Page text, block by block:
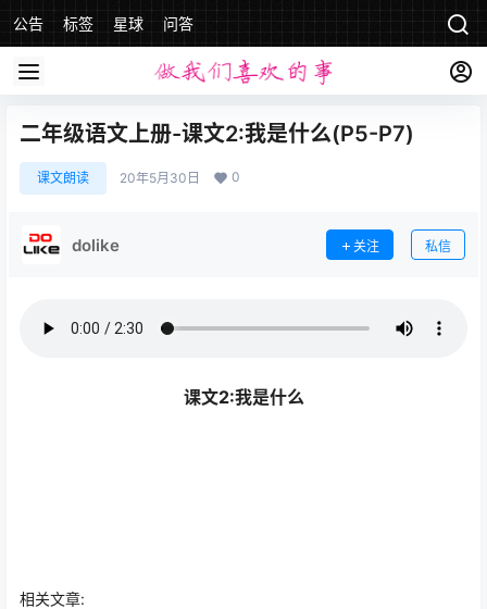
公告 标签 星球 问答
二年级语文上册-课文2:我是什么(P5-P7)
课文朗读 20年5月30日 0
dolike 关注 私信
课文2:我是什么
相关文章: